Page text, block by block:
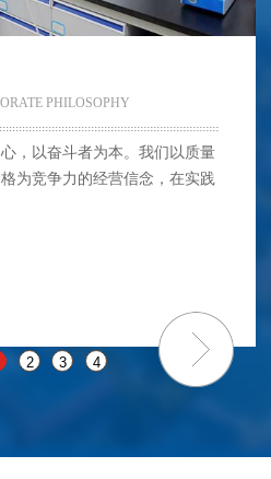
PHILOSOPHY
，以奋斗者为本。我们以质量
为竞争力的经营信念，在实践
PHILOSOPHY
，以奋斗者为本。我们以质量
2 3 4